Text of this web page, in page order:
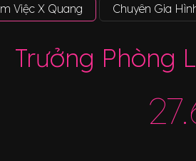
Việc X Quang Chuyên Gia
Trưởng Phòng